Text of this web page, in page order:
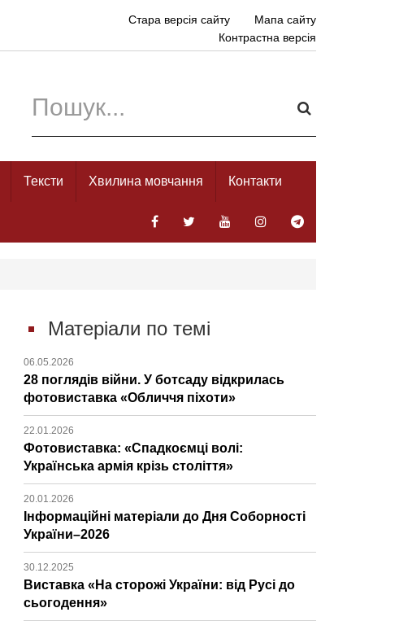
Стара версія сайту
Мапа сайту
Контрастна версія
Тексти Хвилина мовчання Контакти
Матеріали по темі
06.05.2026
28 поглядів війни. У ботсаду відкрилась
фотовиставка «Обличчя піхоти»
22.01.2026
Фотовиставка: «Спадкоємці волі:
Українська армія крізь століття»
20.01.2026
Інформаційні матеріали до Дня Соборності
України–2026
30.12.2025
Виставка «На сторожі України: від Русі до
сьогодення»